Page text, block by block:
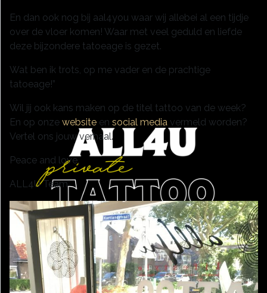
En dan ook nog bij aal4you waar wij allebei al een tijdje
over de vloer komen! Waar met veel geduld en liefde
deze bijzondere tatoeage is gezet.
Wat ben ik trots, op me vader en de prachtige
tatoeage!”
Wil jij ook kans maken op de titel tattoo van de week?
En op onze website en social media vermeld worden?
Vertel ons jouw verhaal.
Peace and love,
ALL4U Team